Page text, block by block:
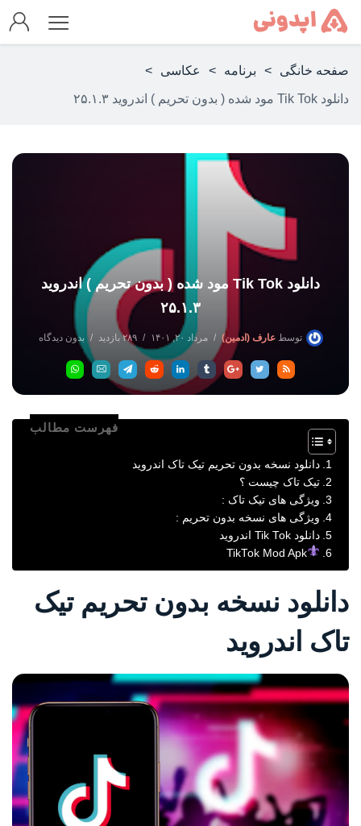
صفحه خانگی > برنامه > عکاسی >
دانلود Tik Tok مود شده ( بدون تحریم ) اندروید ۲۵.۱.۳
دانلود Tik Tok مود شده ( بدون تحریم ) اندروید
۲۵.۱.۳
توسطعارف (ادمین) مرداد ۲۰, ۱۴۰۱ ۲۸۹ بازدید بدون دیدگاه
فهرست مطالب
دانلود نسخه بدون تحریم تیک تاک اندروید
تیک تاک چیست ؟
ویژگی های تیک تاک :
ويژگی های نسخه بدون تحریم :
دانلود Tik Tok اندروید
TikTok Mod Apk
دانلود نسخه بدون تحریم تیک
تاک اندروید